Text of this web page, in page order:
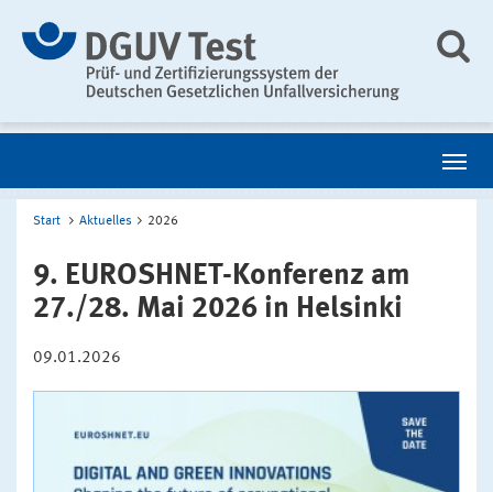
Start Aktuelles 2026
9. EUROSHNET-Konferenz am
27./28. Mai 2026 in Helsinki
09.01.2026